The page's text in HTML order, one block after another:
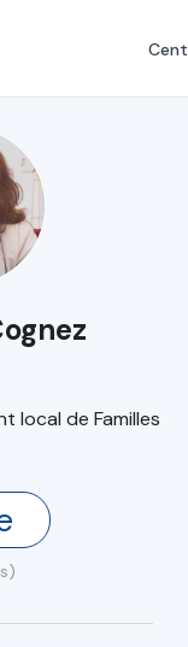
local de Familles